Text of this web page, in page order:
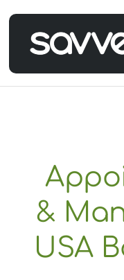
content
Products
&
USA